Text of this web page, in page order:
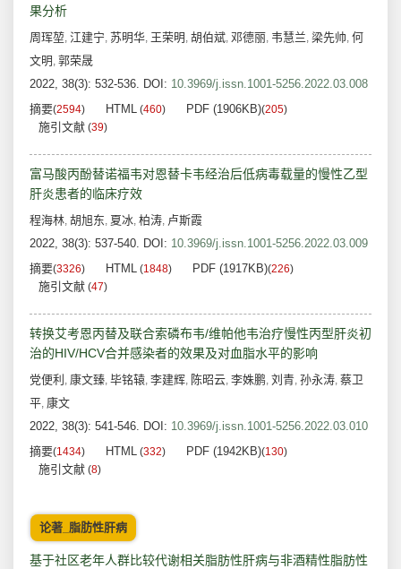
果分析
周珲堃, 江建宁, 苏明华, 王荣明 , 胡伯斌, 邓德丽, 韦慧兰, 梁先帅, 何
文明 , 郭荣晟
2022, 38(3): 532-536. DOI: 10.3969/j.issn.1001-5256.2022.03.008
摘要(2594) HTML (460) PDF (1906KB)(205)
施引文献 (39)
富马酸丙酚替诺福韦对恩替卡韦经治后低病毒载量的慢性乙型
肝炎患者的临床疗效
程海林, 胡旭东, 夏冰, 柏涛, 卢斯霞
2022, 38(3): 537-540. DOI: 10.3969/j.issn.1001-5256.2022.03.009
摘要(3326) HTML (1848) PDF (1917KB)(226)
施引文献 (47)
转换艾考恩丙替及联合索磷布韦/维帕他韦治疗慢性丙型肝炎初
治的HIV/HCV合并感染者的效果及对血脂水平的影响
党便利 , 康文臻, 毕铭辕, 李建辉, 陈昭云, 李姝鹏, 刘青, 孙永涛, 蔡卫
平, 康文
2022, 38(3): 541-546. DOI: 10.3969/j.issn.1001-5256.2022.03.010
摘要(1434) HTML (332) PDF (1942KB)(130)
施引文献 (8)
论著_脂肪性肝病
基于社区老年人群比较代谢相关脂肪性肝病与非酒精性脂肪性